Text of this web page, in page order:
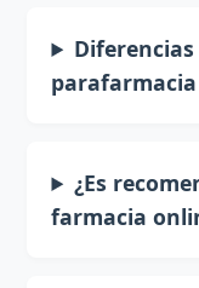
parafarmacia
¿Es
farmacia